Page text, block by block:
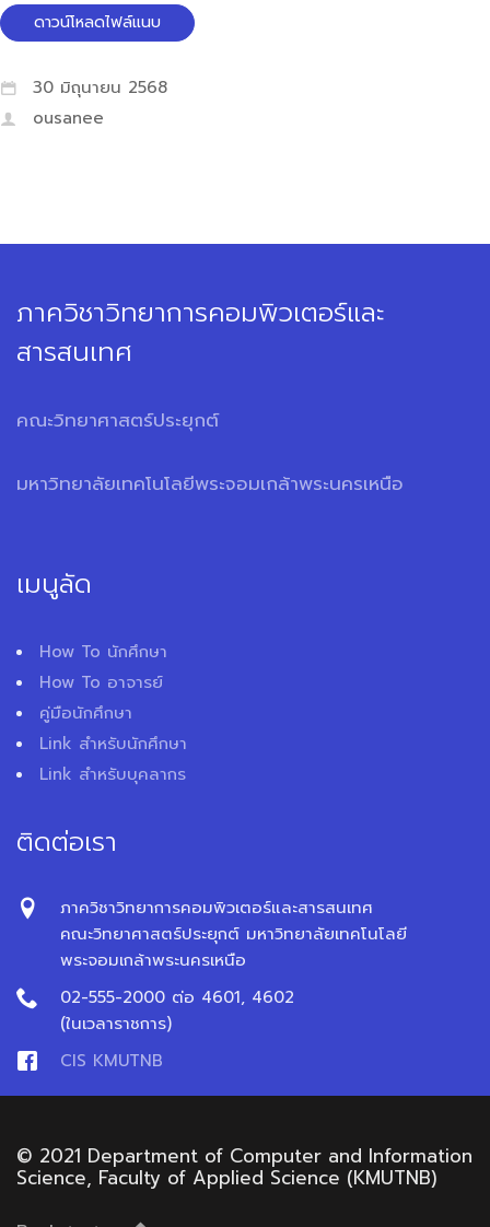
ดาวน์โหลดไฟล์แนบ
30 มิถุนายน 2568
ousanee
ภาควิชาวิทยาการคอมพิวเตอร์และ
สารสนเทศ
คณะวิทยาศาสตร์ประยุกต์
มหาวิทยาลัยเทคโนโลยีพระจอมเกล้าพระนครเหนือ
เมนูลัด
How To นักศึกษา
How To อาจารย์
คู่มือนักศึกษา
Link สำหรับนักศึกษา
Link สำหรับบุคลากร
ติดต่อเรา
ภาควิชาวิทยาการคอมพิวเตอร์และสารสนเทศ
คณะวิทยาศาสตร์ประยุกต์ มหาวิทยาลัยเทคโนโลยี
พระจอมเกล้าพระนครเหนือ
02-555-2000 ต่อ 4601, 4602
(ในเวลาราชการ)
CIS KMUTNB
© 2021 Department of Computer and Information
Science, Faculty of Applied Science (KMUTNB)